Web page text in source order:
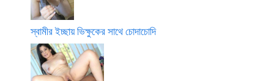
স্বামীর ইচ্ছায় ভিক্ষুকের সাথে চোদাচোদি